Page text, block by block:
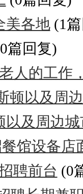
美各地(1
篇回复)
人的工作
顿以及周
以及周边
餐馆设备店
聘前台 (0